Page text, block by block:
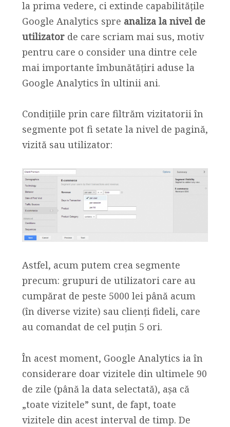
la prima vedere, ci extinde capabilitățile
Google Analytics spre analiza la nivel de
utilizatorde care scriam mai sus, motiv
pentru care o consider una dintre cele
mai importante îmbunătățiri aduse la
Google Analytics în ultinii ani.
Condițiile prin care filtrăm vizitatorii în
segmente pot fi setate la nivel de pagină,
vizită sau utilizator:
Astfel, acum putem crea segmente
precum: grupuri de utilizatori care au
cumpărat de peste 5000 lei până acum
(în diverse vizite) sau clienți fideli, care
au comandat de cel puțin 5 ori.
În acest moment, Google Analytics ia în
considerare doar vizitele din ultimele 90
de zile (până la data selectată), așa că
„toate vizitele” sunt, de fapt, toate
vizitele din acest interval de timp. De